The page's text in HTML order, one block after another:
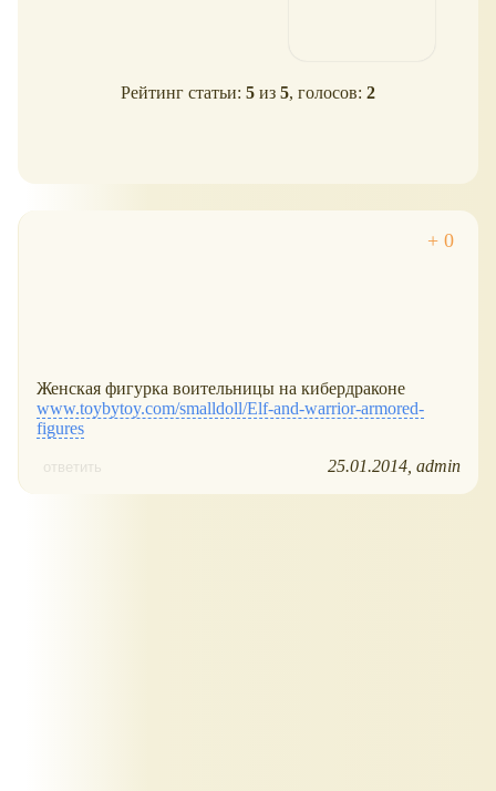
Рейтинг статьи: 5 из 5, голосов: 2
Женская фигурка воительницы на кибердраконе
www.toybytoy.com/smalldoll/Elf-and-warrior-armored-
figures
ответить 25.01.2014 admin